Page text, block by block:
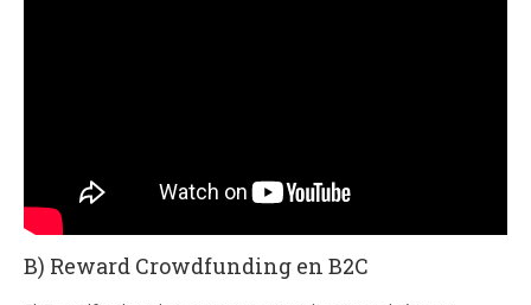
B) Reward Crowdfunding en B2C